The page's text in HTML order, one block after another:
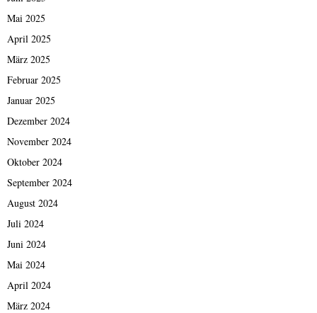
Mai 2025
April 2025
März 2025
Februar 2025
Januar 2025
Dezember 2024
November 2024
Oktober 2024
September 2024
August 2024
Juli 2024
Juni 2024
Mai 2024
April 2024
März 2024